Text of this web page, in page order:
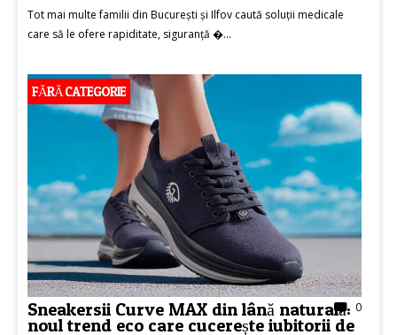
Tot mai multe familii din București și Ilfov caută soluții medicale
care să le ofere rapiditate, siguranță �...
FĂRĂ CATEGORIE
0
Sneakersii Curve MAX din lână naturală:
noul trend eco care cucerește iubitorii de